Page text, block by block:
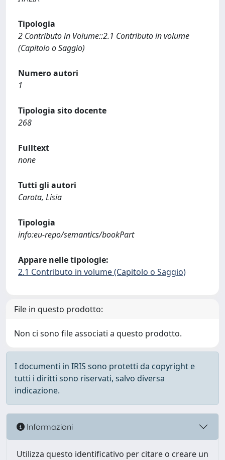
Tipologia
2 Contributo in Volume::2.1 Contributo in volume
(Capitolo o Saggio)
Numero autori
1
Tipologia sito docente
268
Fulltext
none
Tutti gli autori
Carota, Lisia
Tipologia
info:eu-repo/semantics/bookPart
Appare nelle tipologie:
2.1 Contributo in volume (Capitolo o Saggio)
File in questo prodotto:
Non ci sono file associati a questo prodotto.
I documenti in IRIS sono protetti da copyright e
tutti i diritti sono riservati, salvo diversa
indicazione.
Informazioni
Utilizza questo identificativo per citare o creare un